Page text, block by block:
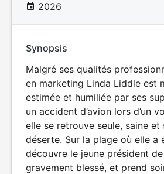
2026
Synopsis
Malgré ses qualités
en marketing Linda Liddle est
estimée et humiliée par ses
un accident d’avion lors d’un
elle se retrouve seule, saine et
déserte. Sur la plage où elle a
découvre le jeune président
gravement blessé, et prend